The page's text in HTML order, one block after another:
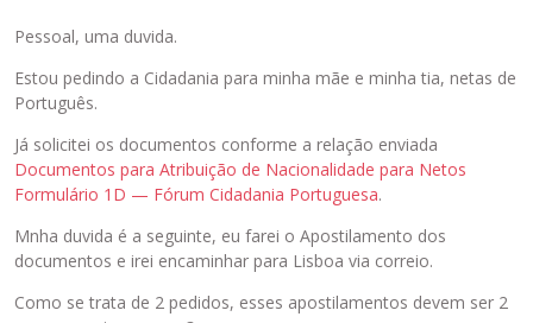
Pessoal, uma duvida.
Estou pedindo a Cidadania para minha mãe e minha tia, netas de
Português.
Já solicitei os documentos conforme a relação enviada
Documentos para Atribuição de Nacionalidade para Netos
Formulário 1D — Fórum Cidadania Portuguesa.
Mnha duvida é a seguinte, eu farei o Apostilamento dos
documentos e irei encaminhar para Lisboa via correio.
Como se trata de 2 pedidos, esses apostilamentos devem ser 2